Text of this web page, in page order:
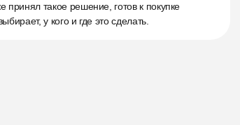
принял такое решение, готов к покупке
у кого и где это сделать.